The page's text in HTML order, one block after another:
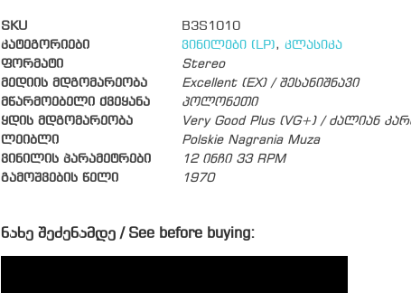
SKU
B3S1010
კატეგორიები
ვინილები (LP), კლასიკა
ფორმატი
Stereo
მედიის მდგომარეობა
Excellent (EX) / შესანიშნავი
მწარმოებელი ქვეყანა
პოლონეთი
ყდის მდგომარეობა
Very Good Plus (VG+) / ძალიან
ლეიბლი
Polskie Nagrania Muza
ვინილის პარამეტრები
12 ინჩი 33 RPM
გამოშვების წელი
1970
ნახე შეძენამდე / See before buying: